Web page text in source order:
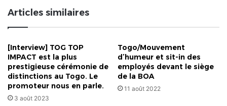
Articles similaires
[Interview] TOG TOP
IMPACT est la plus
prestigieuse cérémonie de
distinctions au Togo. Le
promoteur nous en parle.
3 août 2023
Togo/Mouvement
d’humeur et sit-in des
employés devant le siège
de la BOA
11 août 2022